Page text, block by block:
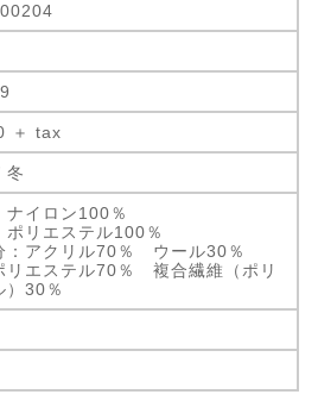
＋ tax
冬
ナイロン100％
ポリエステル100％
：アクリル70％ ウール30％
リエステル70％ 複合繊維（ポリ
）30％